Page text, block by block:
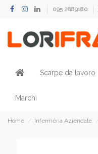
095 2889180
Scarpe da lavoro
Marchi
Home Infermeria Aziendale